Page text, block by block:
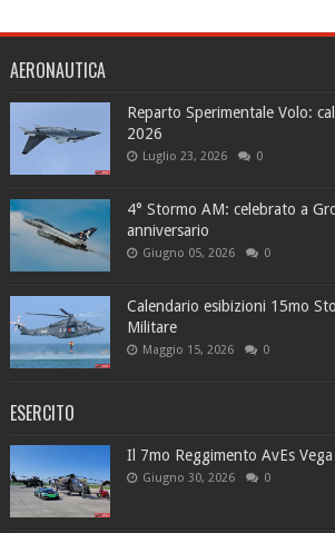
AERONAUTICA
Reparto Sperimentale Volo:
2026
Luglio 23, 2026 0
4° Stormo AM: celebrato a
anniversario
Giugno 05, 2026 0
Calendario esibizioni 15mo
Militare
Maggio 15, 2026 0
ESERCITO
Il 7mo Reggimento AvEs
Giugno 30, 2026 0